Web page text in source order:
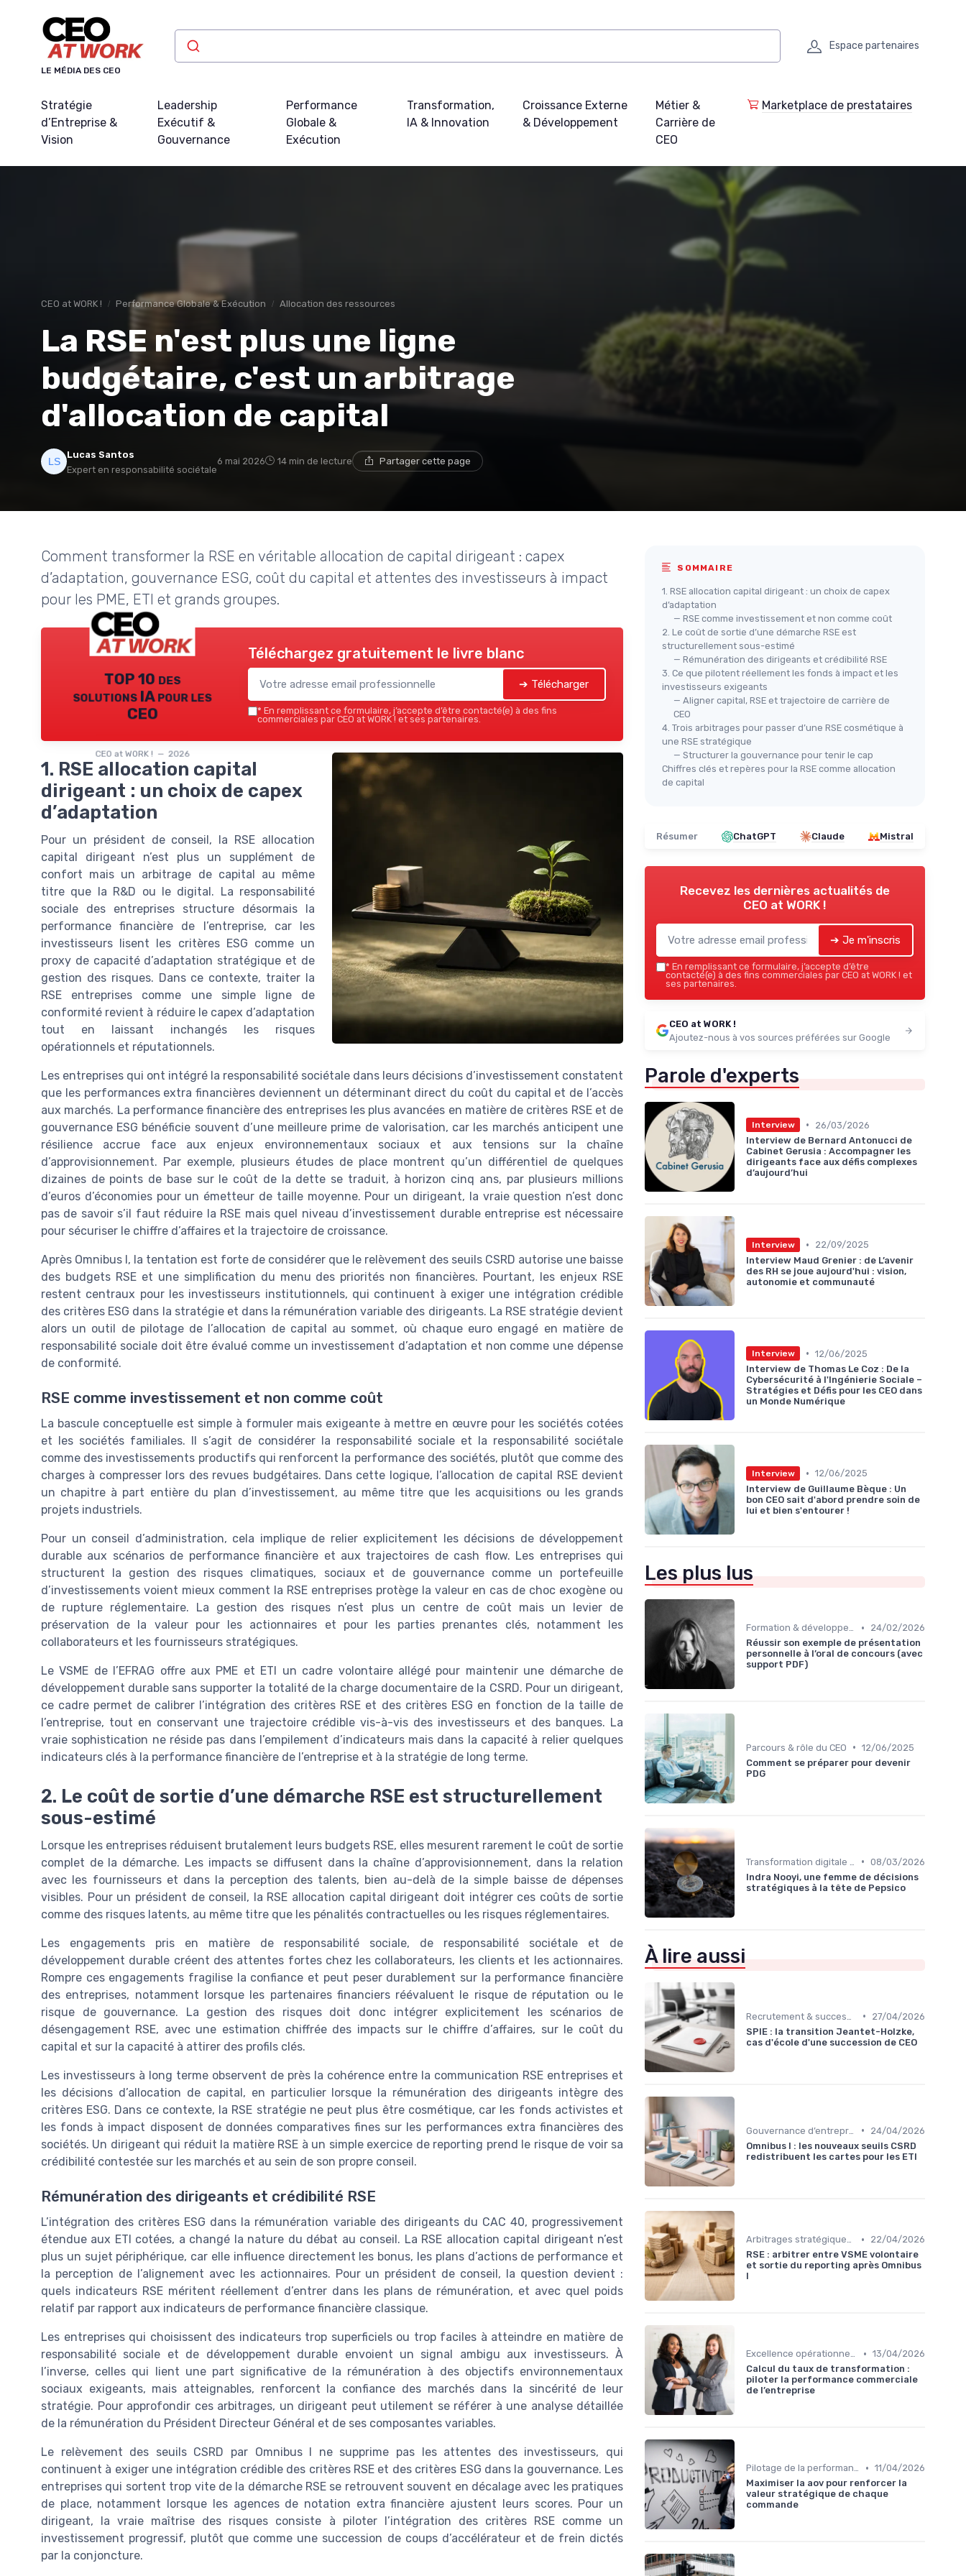
LE MÉDIA DES CEO
Espace partenaires
Stratégie
d’Entreprise &
Vision
Leadership
Exécutif &
Gouvernance
Performance
Globale &
Exécution
Transformation,
IA & Innovation
Croissance Externe
& Développement
Métier &
Carrière de
CEO
Marketplace de prestataires
CEO at WORK ! Performance Globale & Exécution Allocation des ressources
La RSE n'est plus une ligne
budgétaire, c'est un arbitrage
d'allocation de capital
Lucas Santos
Expert en responsabilité sociétale
6 mai 2026 14 min de lecture Partager cette page
Comment transformer la RSE en véritable allocation de capital dirigeant : capex
d’adaptation, gouvernance ESG, coût du capital et attentes des investisseurs à impact
pour les PME, ETI et grands groupes.
TOP 10 des
solutions IA pour les
CEO
CEO at WORK ! — 2026
Téléchargez gratuitement le livre blanc
➔ Télécharger
* En remplissant ce formulaire, j’accepte d’être contacté(e) à des fins
commerciales par CEO at WORK ! et ses partenaires.
1. RSE allocation capital
dirigeant : un choix de capex
d’adaptation
Pour un président de conseil, la RSE allocation
capital dirigeant n’est plus un supplément de
confort mais un arbitrage de capital au même
titre que la R&D ou le digital. La responsabilité
sociale des entreprises structure désormais la
performance financière de l’entreprise, car les
investisseurs lisent les critères ESG comme un
proxy de capacité d’adaptation stratégique et de
gestion des risques. Dans ce contexte, traiter la
RSE entreprises comme une simple ligne de
conformité revient à réduire le capex d’adaptation
tout en laissant inchangés les risques
opérationnels et réputationnels.
Les entreprises qui ont intégré la responsabilité sociétale dans leurs décisions d’investissement constatent
que les performances extra financières deviennent un déterminant direct du coût du capital et de l’accès
aux marchés. La performance financière des entreprises les plus avancées en matière de critères RSE et de
gouvernance ESG bénéficie souvent d’une meilleure prime de valorisation, car les marchés anticipent une
résilience accrue face aux enjeux environnementaux sociaux et aux tensions sur la chaîne
d’approvisionnement. Par exemple, plusieurs études de place montrent qu’un différentiel de quelques
dizaines de points de base sur le coût de la dette se traduit, à horizon cinq ans, par plusieurs millions
d’euros d’économies pour un émetteur de taille moyenne. Pour un dirigeant, la vraie question n’est donc
pas de savoir s’il faut réduire la RSE mais quel niveau d’investissement durable entreprise est nécessaire
pour sécuriser le chiffre d’affaires et la trajectoire de croissance.
Après Omnibus I, la tentation est forte de considérer que le relèvement des seuils CSRD autorise une baisse
des budgets RSE et une simplification du menu des priorités non financières. Pourtant, les enjeux RSE
restent centraux pour les investisseurs institutionnels, qui continuent à exiger une intégration crédible
des critères ESG dans la stratégie et dans la rémunération variable des dirigeants. La RSE stratégie devient
alors un outil de pilotage de l’allocation de capital au sommet, où chaque euro engagé en matière de
responsabilité sociale doit être évalué comme un investissement d’adaptation et non comme une dépense
de conformité.
RSE comme investissement et non comme coût
La bascule conceptuelle est simple à formuler mais exigeante à mettre en œuvre pour les sociétés cotées
et les sociétés familiales. Il s’agit de considérer la responsabilité sociale et la responsabilité sociétale
comme des investissements productifs qui renforcent la performance des sociétés, plutôt que comme des
charges à compresser lors des revues budgétaires. Dans cette logique, l’allocation de capital RSE devient
un chapitre à part entière du plan d’investissement, au même titre que les acquisitions ou les grands
projets industriels.
Pour un conseil d’administration, cela implique de relier explicitement les décisions de développement
durable aux scénarios de performance financière et aux trajectoires de cash flow. Les entreprises qui
structurent la gestion des risques climatiques, sociaux et de gouvernance comme un portefeuille
d’investissements voient mieux comment la RSE entreprises protège la valeur en cas de choc exogène ou
de rupture réglementaire. La gestion des risques n’est plus un centre de coût mais un levier de
préservation de la valeur pour les actionnaires et pour les parties prenantes clés, notamment les
collaborateurs et les fournisseurs stratégiques.
Le VSME de l’EFRAG offre aux PME et ETI un cadre volontaire allégé pour maintenir une démarche de
développement durable sans supporter la totalité de la charge documentaire de la CSRD. Pour un dirigeant,
ce cadre permet de calibrer l’intégration des critères RSE et des critères ESG en fonction de la taille de
l’entreprise, tout en conservant une trajectoire crédible vis-à-vis des investisseurs et des banques. La
vraie sophistication ne réside pas dans l’empilement d’indicateurs mais dans la capacité à relier quelques
indicateurs clés à la performance financière de l’entreprise et à la stratégie de long terme.
2. Le coût de sortie d’une démarche RSE est structurellement
sous-estimé
Lorsque les entreprises réduisent brutalement leurs budgets RSE, elles mesurent rarement le coût de sortie
complet de la démarche. Les impacts se diffusent dans la chaîne d’approvisionnement, dans la relation
avec les fournisseurs et dans la perception des talents, bien au-delà de la simple baisse de dépenses
visibles. Pour un président de conseil, la RSE allocation capital dirigeant doit intégrer ces coûts de sortie
comme des risques latents, au même titre que les pénalités contractuelles ou les risques réglementaires.
Les engagements pris en matière de responsabilité sociale, de responsabilité sociétale et de
développement durable créent des attentes fortes chez les collaborateurs, les clients et les actionnaires.
Rompre ces engagements fragilise la confiance et peut peser durablement sur la performance financière
des entreprises, notamment lorsque les partenaires financiers réévaluent le risque de réputation ou le
risque de gouvernance. La gestion des risques doit donc intégrer explicitement les scénarios de
désengagement RSE, avec une estimation chiffrée des impacts sur le chiffre d’affaires, sur le coût du
capital et sur la capacité à attirer des profils clés.
Les investisseurs à long terme observent de près la cohérence entre la communication RSE entreprises et
les décisions d’allocation de capital, en particulier lorsque la rémunération des dirigeants intègre des
critères ESG. Dans ce contexte, la RSE stratégie ne peut plus être cosmétique, car les fonds activistes et
les fonds à impact disposent de données comparatives fines sur les performances extra financières des
sociétés. Un dirigeant qui réduit la matière RSE à un simple exercice de reporting prend le risque de voir sa
crédibilité contestée sur les marchés et au sein de son propre conseil.
Rémunération des dirigeants et crédibilité RSE
L’intégration des critères ESG dans la rémunération variable des dirigeants du CAC 40, progressivement
étendue aux ETI cotées, a changé la nature du débat au conseil. La RSE allocation capital dirigeant n’est
plus un sujet périphérique, car elle influence directement les bonus, les plans d’actions de performance et
la perception de l’alignement avec les actionnaires. Pour un président de conseil, la question devient :
quels indicateurs RSE méritent réellement d’entrer dans les plans de rémunération, et avec quel poids
relatif par rapport aux indicateurs de performance financière classique.
Les entreprises qui choisissent des indicateurs trop superficiels ou trop faciles à atteindre en matière de
responsabilité sociale et de développement durable envoient un signal ambigu aux investisseurs. À
l’inverse, celles qui lient une part significative de la rémunération à des objectifs environnementaux
sociaux exigeants, mais atteignables, renforcent la confiance des marchés dans la sincérité de leur
stratégie. Pour approfondir ces arbitrages, un dirigeant peut utilement se référer à une analyse détaillée
de la rémunération du Président Directeur Général et de ses composantes variables.
Le relèvement des seuils CSRD par Omnibus I ne supprime pas les attentes des investisseurs, qui
continuent à exiger une intégration crédible des critères RSE et des critères ESG dans la gouvernance. Les
entreprises qui sortent trop vite de la démarche RSE se retrouvent souvent en décalage avec les pratiques
de place, notamment lorsque les agences de notation extra financière ajustent leurs scores. Pour un
dirigeant, la vraie maîtrise des risques consiste à piloter l’intégration des critères RSE comme un
investissement progressif, plutôt que comme une succession de coups d’accélérateur et de frein dictés
par la conjoncture.
SOMMAIRE
1. RSE allocation capital dirigeant : un choix de capex
d’adaptation
— RSE comme investissement et non comme coût
2. Le coût de sortie d’une démarche RSE est
structurellement sous-estimé
— Rémunération des dirigeants et crédibilité RSE
3. Ce que pilotent réellement les fonds à impact et les
investisseurs exigeants
— Aligner capital, RSE et trajectoire de carrière de
CEO
4. Trois arbitrages pour passer d’une RSE cosmétique à
une RSE stratégique
— Structurer la gouvernance pour tenir le cap
Chiffres clés et repères pour la RSE comme allocation
de capital
Résumer ChatGPT Claude Mistral
Recevez les dernières actualités de
CEO at WORK !
➔ Je m'inscris
* En remplissant ce formulaire, j’accepte d’être
contacté(e) à des fins commerciales par CEO at WORK ! et
ses partenaires.
CEO at WORK !
Ajoutez-nous à vos sources préférées sur Google
Parole d'experts
Interview •
26/03/2026
Interview de Bernard Antonucci de
Cabinet Gerusia : Accompagner les
dirigeants face aux défis complexes
d’aujourd’hui
Interview •
22/09/2025
Interview Maud Grenier : de L’avenir
des RH se joue aujourd'hui : vision,
autonomie et communauté
Interview • 12/06/2025
Interview de Thomas Le Coz : De la
Cybersécurité à l'Ingénierie Sociale –
Stratégies et Défis pour les CEO dans
un Monde Numérique
Interview • 12/06/2025
Interview de Guillaume Bèque : Un
bon CEO sait d'abord prendre soin de
lui et bien s'entourer !
Les plus lus
Formation & développement du leadership •
24/02/2026
Réussir son exemple de présentation
personnelle à l’oral de concours (avec
support PDF)
Parcours & rôle du CEO • 12/06/2025
Comment se préparer pour devenir
PDG
• 08/03/2026
Indra Nooyi, une femme de décisions
stratégiques à la tête de Pepsico
À lire aussi
•
27/04/2026
SPIE : la transition Jeantet-Holzke,
cas d'école d'une succession de CEO
•
24/04/2026
Omnibus I : les nouveaux seuils CSRD
redistribuent les cartes pour les ETI
Arbitrages stratégiques & priorisation •
22/04/2026
RSE : arbitrer entre VSME volontaire
et sortie du reporting après Omnibus
I
Excellence opérationnelle • 13/04/2026
Calcul du taux de transformation :
piloter la performance commerciale
de l’entreprise
Pilotage de la performance globale • 11/04/2026
Maximiser la aov pour renforcer la
valeur stratégique de chaque
commande